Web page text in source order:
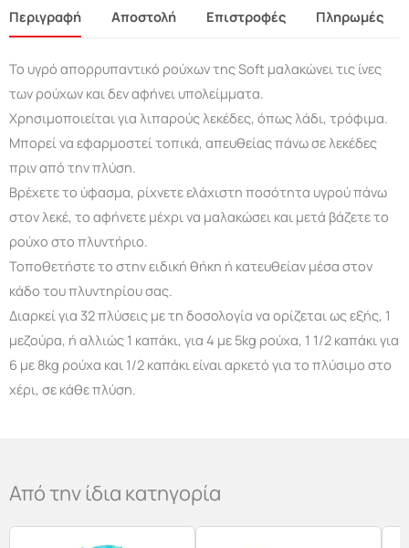
Περιγραφή Αποστολή Επιστροφές Πληρωμές
Το υγρό απορρυπαντικό ρούχων της Soft μαλακώνει τις ίνες
των ρούχων και δεν αφήνει υπολείμματα.
Χρησιμοποιείται για λιπαρούς λεκέδες, όπως λάδι, τρόφιμα.
Μπορεί να εφαρμοστεί τοπικά, απευθείας πάνω σε λεκέδες
πριν από την πλύση.
Βρέχετε το ύφασμα, ρίχνετε ελάχιστη ποσότητα υγρού πάνω
στον λεκέ, το αφήνετε μέχρι να μαλακώσει και μετά βάζετε το
ρούχο στο πλυντήριο.
Τοποθετήστε το στην ειδική θήκη ή κατευθείαν μέσα στον
κάδο του πλυντηρίου σας.
Διαρκεί για 32 πλύσεις με τη δοσολογία να ορίζεται ως εξής, 1
μεζούρα, ή αλλιώς 1 καπάκι, για 4 με 5kg ρούχα, 1 1/2 καπάκι για
6 με 8kg ρούχα και 1/2 καπάκι είναι αρκετό για το πλύσιμο στο
χέρι, σε κάθε πλύση.
Από την ίδια κατηγορία